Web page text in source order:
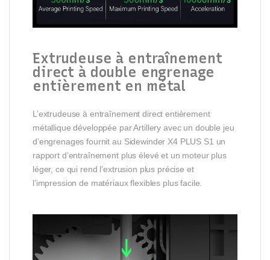
Extrudeuse à entraînement
direct à double engrenage
entièrement en métal
L’extrudeuse à entraînement direct entièrement
métallique développée par Artillery avec un double jeu
d’engrenages fournit au Sidewinder X4 PLUS S1 un
rapport d’entraînement plus élevé et un moteur plus
léger, ce qui rend l’extrusion plus précise et
l’impression de matériaux flexibles plus facile.